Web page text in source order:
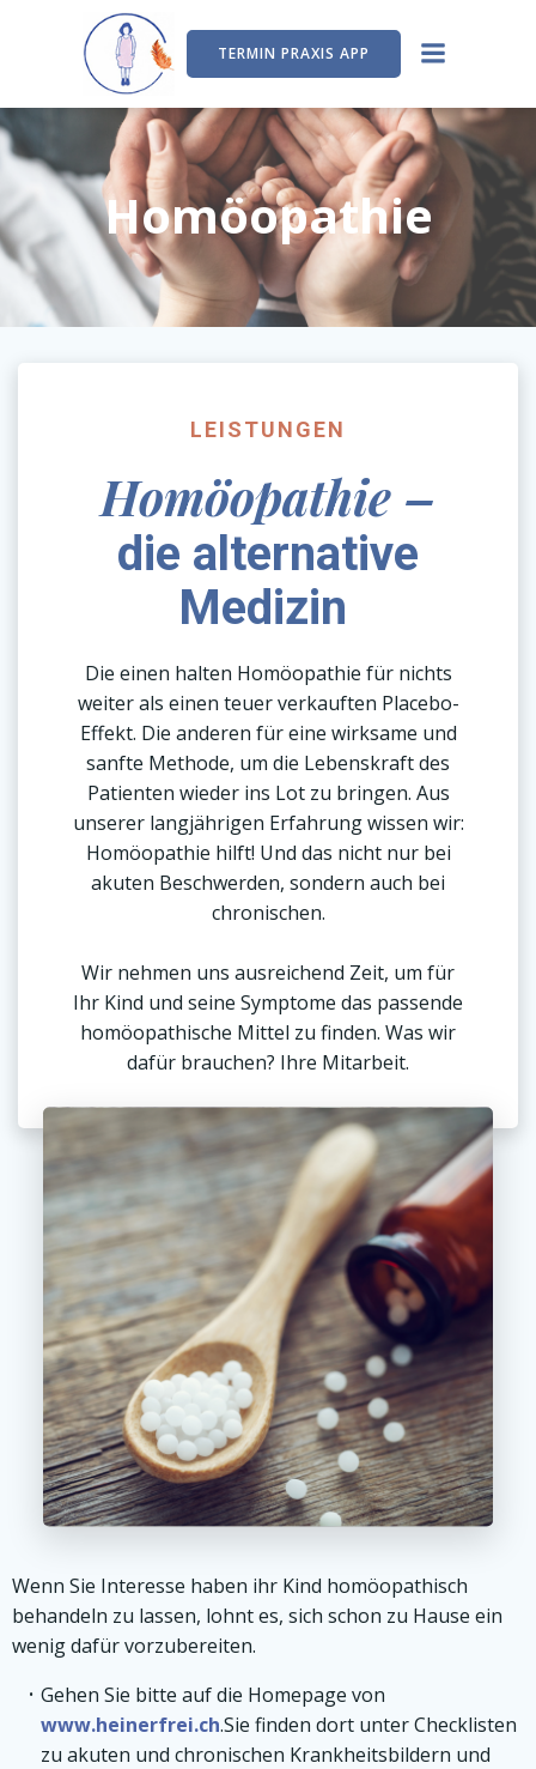
Inhalt
TERMIN PRAXIS APP
Homöopathie
LEISTUNGEN
Homöopathie –
die alternative
Medizin
Die einen halten Homöopathie für nichts
weiter als einen teuer verkauften Placebo-
Effekt. Die anderen für eine wirksame und
sanfte Methode, um die Lebenskraft des
Patienten wieder ins Lot zu bringen. Aus
unserer langjährigen Erfahrung wissen wir:
Homöopathie hilft! Und das nicht nur bei
akuten Beschwerden, sondern auch bei
chronischen.
Wir nehmen uns ausreichend Zeit, um für
Ihr Kind und seine Symptome das passende
homöopathische Mittel zu finden. Was wir
dafür brauchen? Ihre Mitarbeit.
Wenn Sie Interesse haben ihr Kind homöopathisch
behandeln zu lassen, lohnt es, sich schon zu Hause ein
wenig dafür vorzubereiten.
Gehen Sie bitte auf die Homepage von
www.heinerfrei.ch.Sie finden dort unter Checklisten
zu akuten und chronischen Krankheitsbildern und